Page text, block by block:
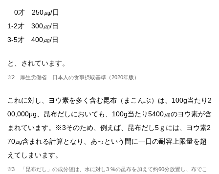
0才 250㎍/日
1-2才 300㎍/日
3-5才 400㎍/日
と、されています。
※2 厚生労働省 日本人の食事摂取基準（2020年版）
これに対し、ヨウ素を多く含む昆布（まこんぶ）は、100g当たり2
00,000μg、昆布だしにおいても、100g当たり5400㎍のヨウ素が含
まれています。※3そのため、例えば、昆布だし5ｇには、ヨウ素2
70㎍含まれる計算となり、あっという間に一日の耐容上限量を超
えてしまいます。
※3 「昆布だし」の成分値は、水に対し3 %の昆布を加えて約60分放置し、布でこ